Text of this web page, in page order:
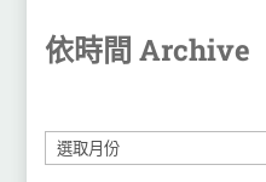
依時間 Archive
彙
整